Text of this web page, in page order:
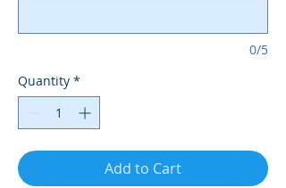
0/5
Quantity *
Add to Cart